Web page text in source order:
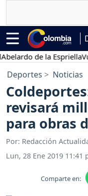
de la EspriellaVuelta
Deportes Noticias
revisará
para obras
Por: Redacción
Lun, 28 Ene 2019 11:41
Comparte en: